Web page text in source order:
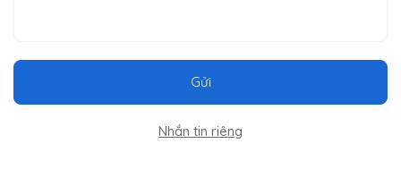
Gửi
Nhắn tin riêng